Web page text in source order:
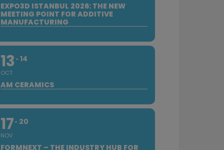
EXPO3D ISTANBUL 2026: THE NEW
MEETING POINT FOR ADDITIVE
MANUFACTURING
13
OCT
14
AM CERAMICS
17
NOV
20
FORMNEXT – THE INDUSTRY HUB FOR